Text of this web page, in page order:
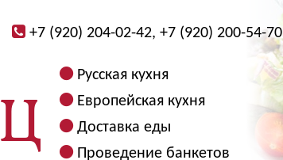
+7 (920) 204-02-42, +7 (920) 200-54-70
Русская кухня
Европейская кухня
Доставка еды
Проведение банкетов